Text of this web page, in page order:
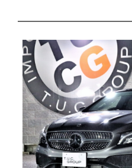
会社概要
スタッフブログ
ホーム